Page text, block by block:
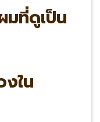
มที่ดูเป็น
งใน